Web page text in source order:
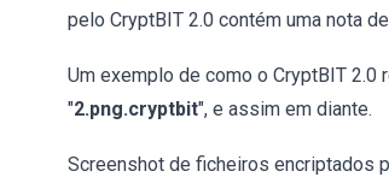
pelo CryptBIT 2.0 contém uma nota
Um exemplo de como o CryptBIT 2.0
"2.png.cryptbit", e assim em diante.
Screenshot de ficheiros encriptados